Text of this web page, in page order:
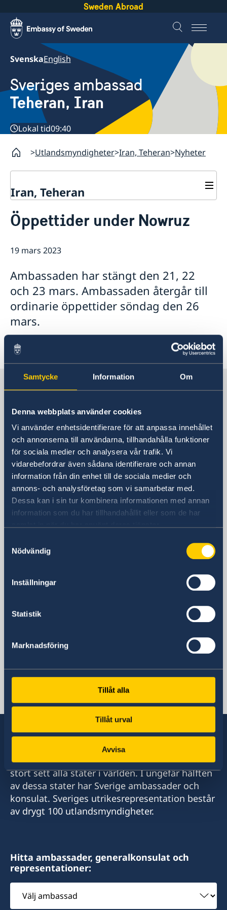
Samtycke Information Om
Denna webbplats använder cookies
Vi använder enhetsidentifierare för att anpassa innehållet
och annonserna till användarna, tillhandahålla funktioner
för sociala medier och analysera vår trafik. Vi
vidarebefordrar även sådana identifierare och annan
information från din enhet till de sociala medier och
annons- och analysföretag som vi samarbetar med.
Dessa kan i sin tur kombinera informationen med annan
information som du har tillhandahållit eller som de har
Nödvändig
Inställningar
Statistik
Marknadsföring
Tillåt alla
Tillåt urval
Avvisa
Sweden Abroad
SvenskaEnglish
Sveriges ambassad
Teheran, Iran
Lokal tid09:40
Utlandsmyndigheter Iran, Teheran Nyheter
Iran, Teheran
Om oss
Öppettider under Nowruz
19 mars 2023
Ambassaden har stängt den 21, 22
och 23 mars. Ambassaden återgår till
ordinarie öppettider söndag den 26
mars.
Sverige i Iran
Sveriges ambassad i Teheran
Besöksadress
No. 27 Nastaran St, Boostan St.
Pasdaran Ave.
Tehran, Iran
Postadress
Embassy of Sweden
P.O. Box 458
Tehran
Telefonnummer
nummer)
+98-21-222 964 51 (tillfälligt avstängt
nummer)
+98-21-222 860 21 (tillfälligt avstängt
E-postadress
E-post viseringsärenden
ambassaden.teheran-visum@gov.se
Sverige har diplomatiska förbindelser med i
stort sett alla stater i världen. I ungefär hälften
av dessa stater har Sverige ambassader och
konsulat. Sveriges utrikesrepresentation består
av drygt 100 utlandsmyndigheter.
Hitta ambassader, generalkonsulat och
representationer:
Välj
ambassad